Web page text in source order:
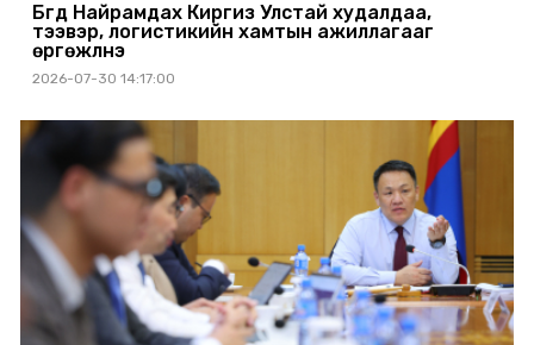
Бүгд Найрамдах Киргиз Улстай худалдаа,
тээвэр, логистикийн хамтын ажиллагааг
өргөжүүлнэ
2026-07-30 14:17:00